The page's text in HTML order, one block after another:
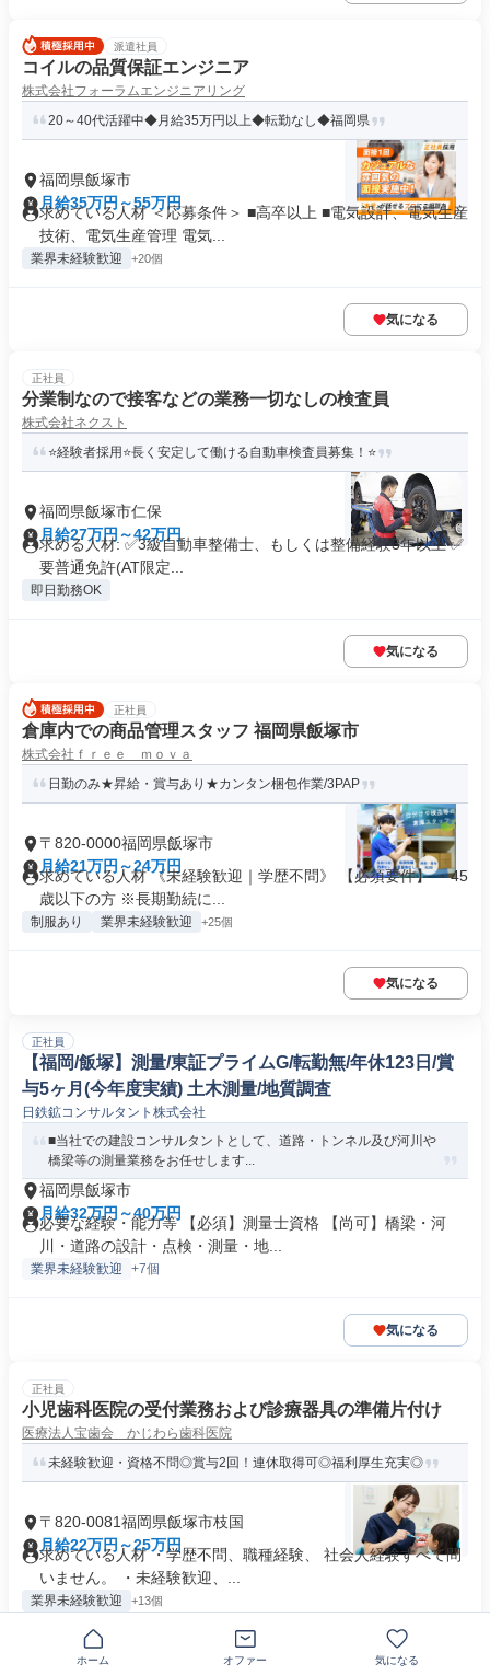
派遣社員
コイルの品質保証エンジニア
株式会社フォーラムエンジニアリング
20～40代活躍中◆月給35万円以上◆転勤なし◆福岡県
福岡県飯塚市
月給35万円～55万円
求めている人材 ＜応募条件＞ ■高卒以上 ■電気設計、電気生産
技術、電気生産管理 電気...
業界未経験歓迎 +20個
気になる
正社員
分業制なので接客などの業務一切なしの検査員
株式会社ネクスト
⭐経験者採用⭐長く安定して働ける自動車検査員募集！⭐
福岡県飯塚市仁保
月給27万円～42万円
求める人材: ✅3級自動車整備士、もしくは整備経験3年以上 ✅
要普通免許(AT限定...
即日勤務OK
気になる
正社員
倉庫内での商品管理スタッフ 福岡県飯塚市
株式会社ｆｒｅｅ ｍｏｖａ
日勤のみ★昇給・賞与あり★カンタン梱包作業/3PAP
〒820-0000福岡県飯塚市
月給21万円～24万円
求めている人材 《未経験歓迎｜学歴不問》 【必須要件】 ・45
歳以下の方 ※長期勤続に...
制服あり 業界未経験歓迎 +25個
気になる
正社員
【福岡/飯塚】測量/東証プライムG/転勤無/年休123日/賞
与5ヶ月(今年度実績) 土木測量/地質調査
日鉄鉱コンサルタント株式会社
■当社での建設コンサルタントとして、道路・トンネル及び河川や
橋梁等の測量業務をお任せします...
福岡県飯塚市
月給32万円～40万円
必要な経験・能力等 【必須】測量士資格 【尚可】橋梁・河
川・道路の設計・点検・測量・地...
業界未経験歓迎 +7個
気になる
正社員
小児歯科医院の受付業務および診療器具の準備片付け
医療法人宝歯会 かじわら歯科医院
未経験歓迎・資格不問◎賞与2回！連休取得可◎福利厚生充実◎
〒820-0081福岡県飯塚市枝国
月給22万円～25万円
求めている人材 ・学歴不問、職種経験、 社会人経験すべて問
いません。 ・未経験歓迎、...
業界未経験歓迎 +13個
気になる
ホーム オファー 気になる